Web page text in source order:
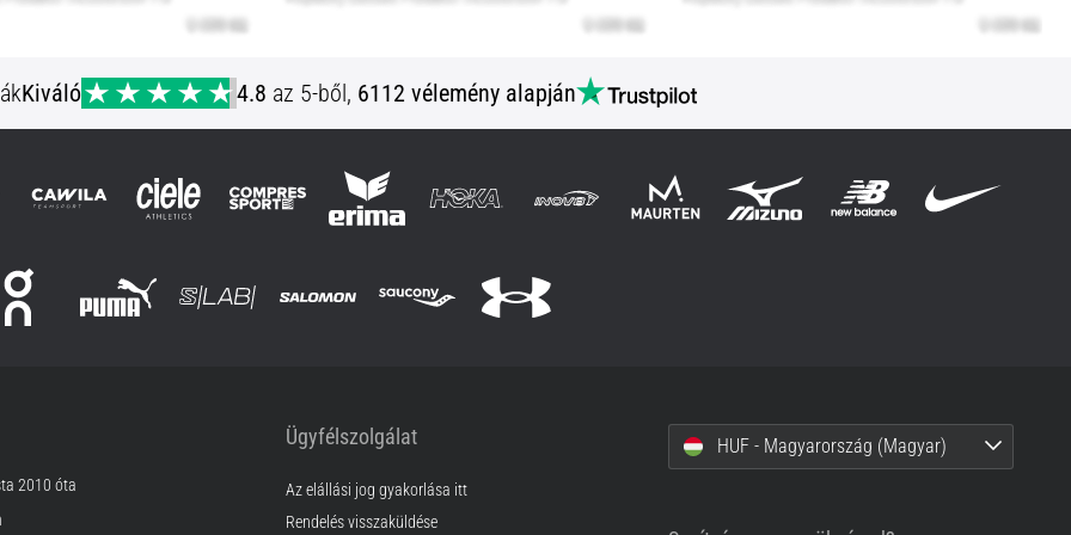
Kiváló 4.8 az 5-ből, 6112 vélemény alapján
2010 óta
Ügyfélszolgálat
Az elállási jog gyakorlása itt
Rendelés visszaküldése
HUF - Magyarország (Magyar)